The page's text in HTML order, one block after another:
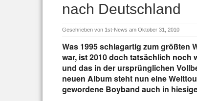
nach Deutschland
Geschrieben von 1st-News am Oktober 31, 2010
Was 1995 schlagartig zum größten
war, ist 2010 doch tatsächlich noch
und das in der ursprünglichen
neuen Album steht nun eine
gewordene Boyband auch in